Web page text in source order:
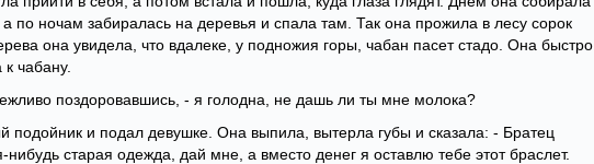
по ночам забиралась на деревья и спала там. Так она прожила в лесу сорок
она увидела, что вдалеке, у подножия горы, чабан пасет стадо. Она быстро
чабану.
поздоровавшись, - я голодна, не дашь ли ты мне молока?
подойник и подал девушке. Она выпила, вытерла губы и сказала: - Братец
нибудь старая одежда, дай мне, а вместо денег я оставлю тебе этот браслет.